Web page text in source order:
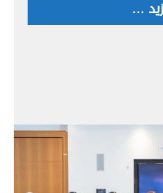
...